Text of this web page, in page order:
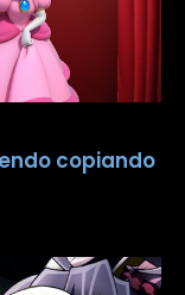
copiando